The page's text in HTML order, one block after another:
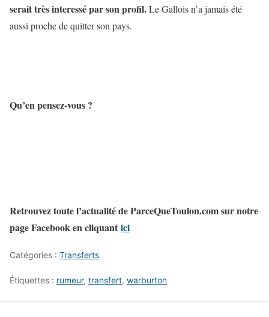
serait très interessé par son profil.Le Gallois n’a jamais été
aussi proche de quitter son pays.
Qu’en pensez-vous ?
Retrouvez toute l’actualité de ParceQueToulon.com sur notre
page Facebook en cliquant ici
Catégories : Transferts
Étiquettes : rumeur, transfert, warburton